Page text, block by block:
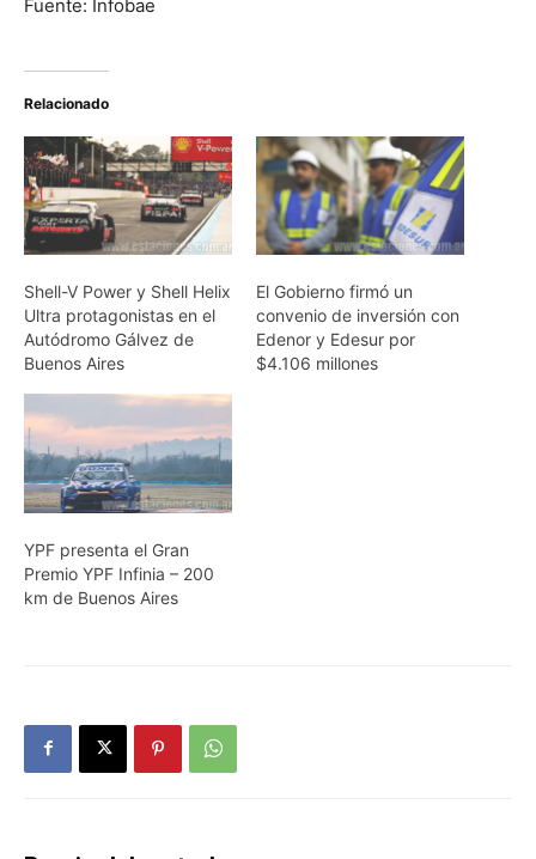
Fuente: Infobae
Relacionado
Shell-V Power y Shell Helix
Ultra protagonistas en el
Autódromo Gálvez de
Buenos Aires
El Gobierno firmó un
convenio de inversión con
Edenor y Edesur por
$4.106 millones
YPF presenta el Gran
Premio YPF Infinia – 200
km de Buenos Aires